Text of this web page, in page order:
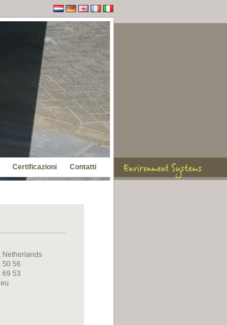
Certificazioni Contatti
Netherlands
50 56
69 53